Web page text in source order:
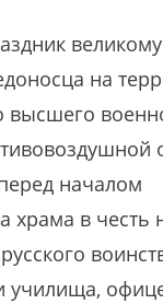
на
высшего
началом
храма в честь
училища,